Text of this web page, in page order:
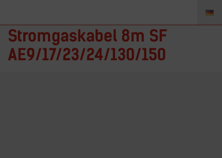
Stromgaskabel 8m SF
AE9/17/23/24/130/150